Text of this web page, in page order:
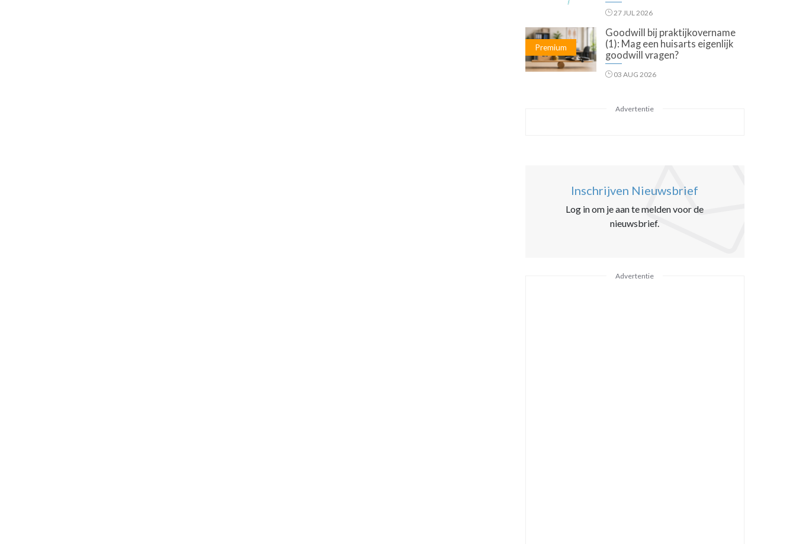
27 JUL 2026
Premium
Goodwill bij praktijkovername
(1): Mag een huisarts eigenlijk
goodwill vragen?
03 AUG 2026
Advertentie
Inschrijven Nieuwsbrief
Log in om je aan te melden voor de
nieuwsbrief.
Advertentie